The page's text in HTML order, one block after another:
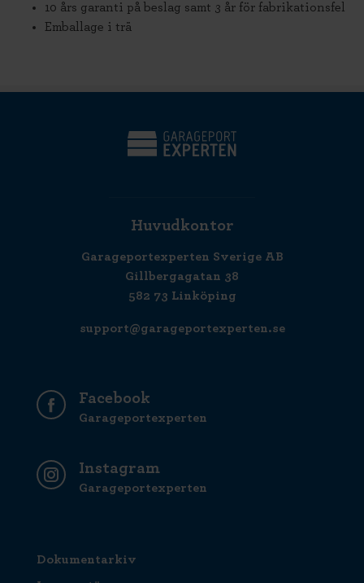
10 års garanti på beslag samt 3 år för fabrikationsfel
Emballage i trä
Huvudkontor
Garageportexperten Sverige AB
Gillbergagatan 38
582 73 Linköping
support@garageportexperten.se
Facebook
Garageportexperten
Instagram
Garageportexperten
Dokumentarkiv